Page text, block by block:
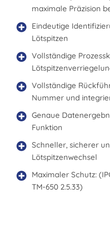
maximale Präzision
Eindeutige
Lötspitzen
Vollständige
Vollständige
Nummer und
Genaue
Funktion
Schneller, sicherer
Lötspitzenwechsel
Maximaler Schutz:
TM-650 2.5.33)